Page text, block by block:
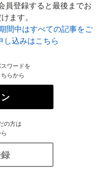
員登録すると最後までお
ます。
間中はすべての記事をご
し込みはこちら
ワードを
らから
の方は